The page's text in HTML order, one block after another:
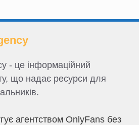
- це інформаційний
що надає ресурси для
агентством OnlyFans без